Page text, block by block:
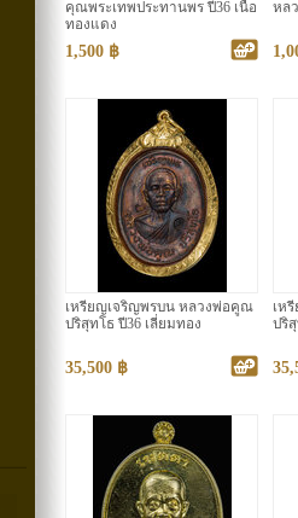
คุณพระเทพประทานพร ปี36 เนื้อ
ทองแดง
1,500 ฿
หล
เหรียญเจริญพรบน หลวงพ่อคูณ
ปริสุทโธ ปี36 เลี่ยมทอง
35,500 ฿
เห
ปริ